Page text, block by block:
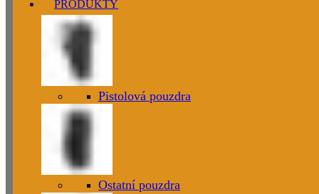
PRODUKTY
Pistolová pouzdra
Ostatní pouzdra